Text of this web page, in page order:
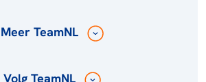
Meer TeamNL
Volg TeamNL